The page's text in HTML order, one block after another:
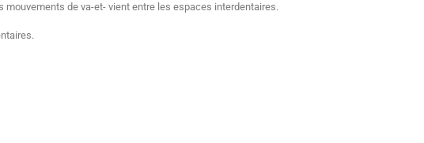
de va-et- vient entre les espaces interdentaires.